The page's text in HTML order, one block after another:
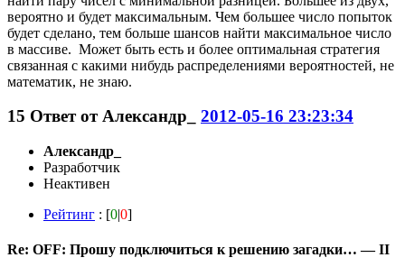
вероятно и будет максимальным. Чем большее число попыток
будет сделано, тем больше шансов найти максимальное число
в массиве. Может быть есть и более оптимальная стратегия
связанная с какими нибудь распределениями вероятностей, не
математик, не знаю.
15 Ответ отАлександр_ 2012-05-16 23:23:34
Александр_
Разработчик
Неактивен
Рейтинг : [0|0]
Re: OFF: Прошу подключиться к решению загадки… — II